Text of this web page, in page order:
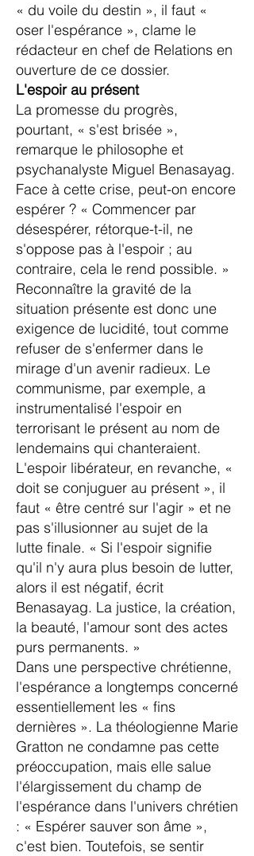
« du voile du destin », il faut «
oser l'espérance », clame le
rédacteur en chef de Relations en
ouverture de ce dossier.
L'espoir au présent
La promesse du progrès,
pourtant, « s'est brisée »,
remarque le philosophe et
psychanalyste Miguel Benasayag.
Face à cette crise, peut-on encore
espérer ? « Commencer par
désespérer, rétorque-t-il, ne
s'oppose pas à l'espoir ; au
contraire, cela le rend possible. »
Reconnaître la gravité de la
situation présente est donc une
exigence de lucidité, tout comme
refuser de s'enfermer dans le
mirage d'un avenir radieux. Le
communisme, par exemple, a
instrumentalisé l'espoir en
terrorisant le présent au nom de
lendemains qui chanteraient.
L'espoir libérateur, en revanche, «
doit se conjuguer au présent », il
faut « être centré sur l'agir » et ne
pas s'illusionner au sujet de la
lutte finale. « Si l'espoir signifie
qu'il n'y aura plus besoin de lutter,
alors il est négatif, écrit
Benasayag. La justice, la création,
la beauté, l'amour sont des actes
purs permanents. »
Dans une perspective chrétienne,
l'espérance a longtemps concerné
essentiellement les « fins
dernières ». La théologienne Marie
Gratton ne condamne pas cette
préoccupation, mais elle salue
l'élargissement du champ de
l'espérance dans l'univers chrétien
: « Espérer sauver son âme »,
c'est bien. Toutefois, se sentir